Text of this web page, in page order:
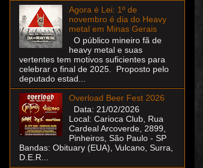
Agora é Lei: 1º de
novembro é dia do Heavy
metal em Minas Gerais
O público mineiro fã de
heavy metal e suas
vertentes tem motivos suficientes para
celebrar o final de 2025. Proposto pelo
deputado estad...
Overload Beer Fest 2026
Data: 21/02/2026
Local: Carioca Club, Rua
Cardeal Arcoverde, 2899,
Pinheiros, São Paulo - SP
Bandas: Obituary (EUA), Vulcano, Surra,
D.E.R...